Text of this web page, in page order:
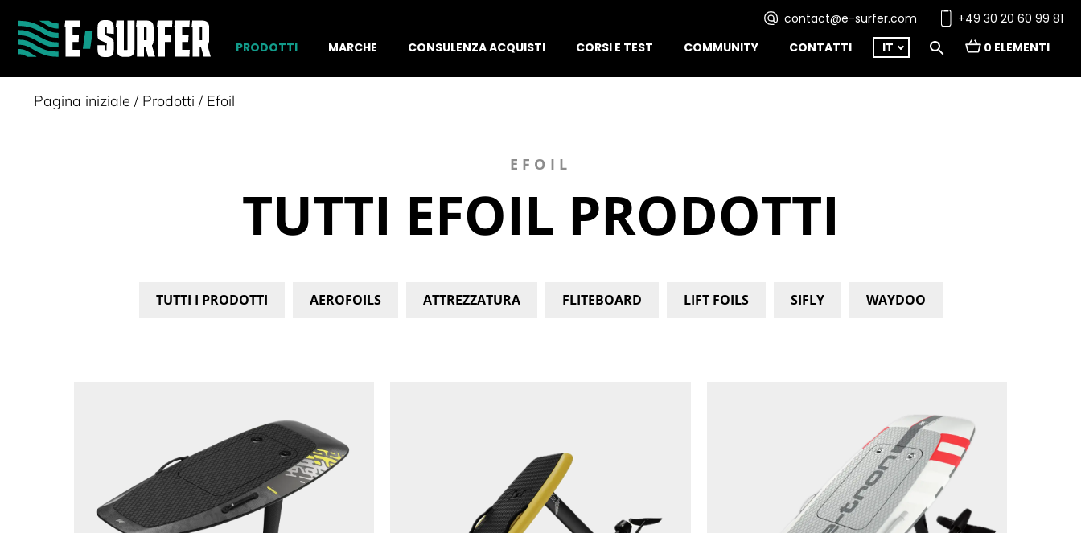
contact@e-surfer.com
+49 30 20 60 99 81
PRODOTTI
MARCHE CONSULENZA ACQUISTI CORSI E TEST COMMUNITY CONTATTI IT 0 ELEMENTI
Pagina iniziale / Prodotti / Efoil
EFOIL
TUTTI EFOIL PRODOTTI
TUTTI I PRODOTTI AEROFOILS ATTREZZATURA FLITEBOARD LIFT FOILS SIFLY WAYDOO